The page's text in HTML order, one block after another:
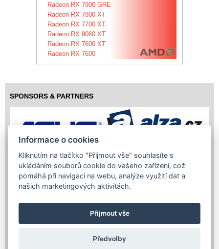
Radeon RX 7900 GRE
Radeon RX 7800 XT
Radeon RX 7700 XT
Radeon RX 9060 XT
Radeon RX 7600 XT
Radeon RX 7600
SPONSORS & PARTNERS
Copyright (c) 2026 InfoTrade Powered by ASP.NET & MS SQL
Informace o cookies
Kliknutím na tlačítko "Přijmout vše" souhlasíte s
ukládáním souborů cookie do vašeho zařízení, což
pomáhá při navigaci na webu, analýze využití dat a
našich marketingových aktivitách.
Přijmout vše
Předvolby